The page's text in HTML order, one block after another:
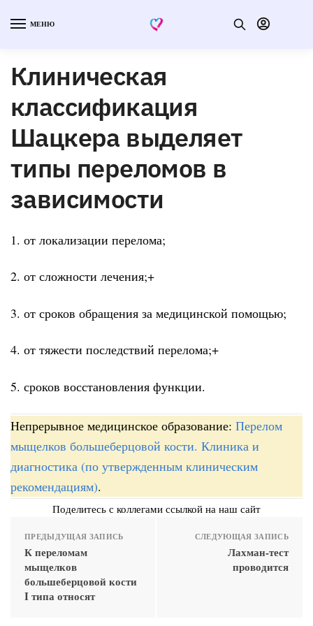
МЕНЮ
Клиническая
классификация
Шацкера выделяет
типы переломов в
зависимости
1. от локализации перелома;
2. от сложности лечения;+
3. от сроков обращения за медицинской помощью;
4. от тяжести последствий перелома;+
5. сроков восстановления функции.
Непрерывное медицинское образование: Перелом
мыщелков большеберцовой кости. Клиника и
диагностика (по утвержденным клиническим
рекомендациям).
Поделитесь с коллегами ссылкой на наш сайт
ПРЕДЫДУЩАЯ ЗАПИСЬ
К переломам
мыщелков
большеберцовой кости
I типа относят
СЛЕДУЮЩАЯ ЗАПИСЬ
Лахман-тест
проводится